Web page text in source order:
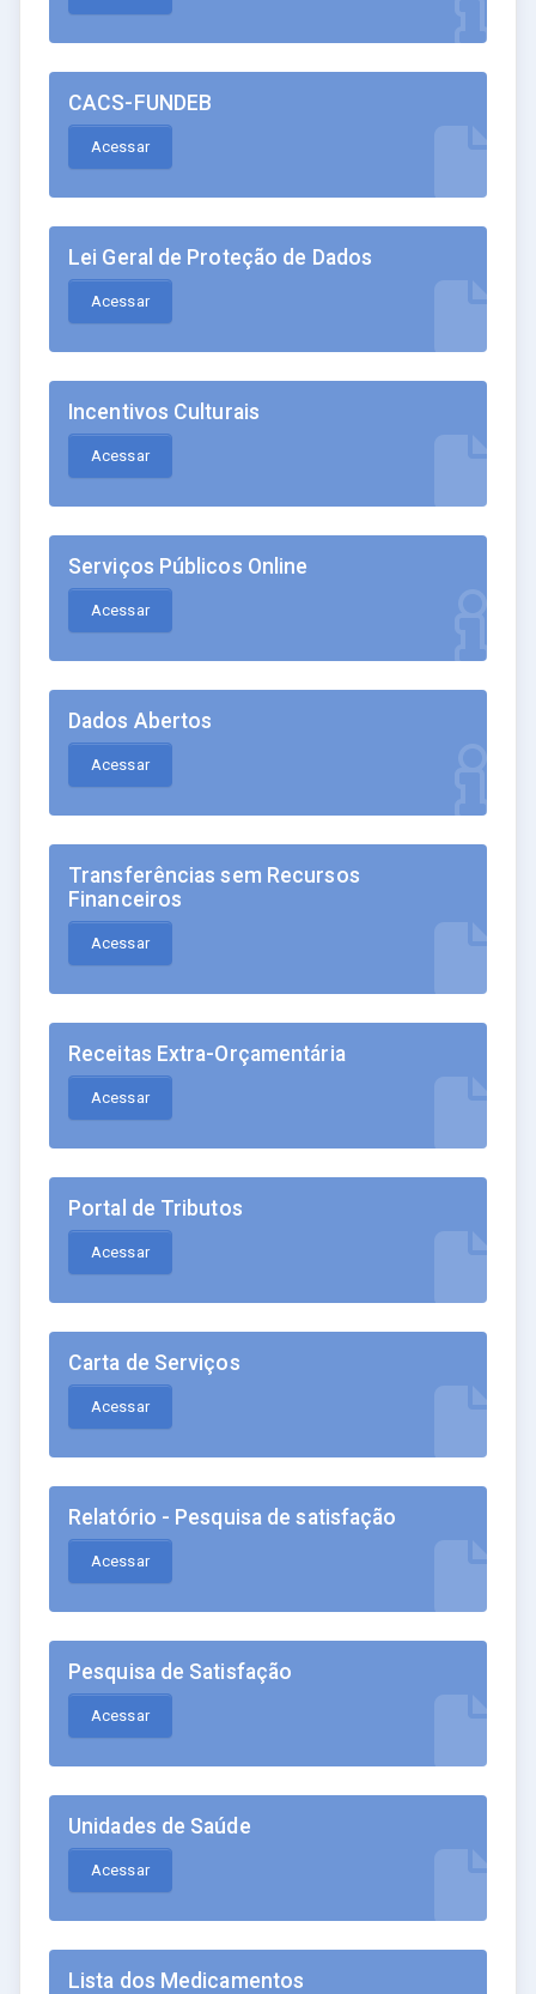
CACS-FUNDEB
Acessar
Lei Geral de Proteção de Dados
Acessar
Incentivos Culturais
Acessar
Serviços Públicos Online
Acessar
Dados Abertos
Acessar
Transferências sem Recursos
Financeiros
Acessar
Receitas Extra-Orçamentária
Acessar
Portal de Tributos
Acessar
Carta de Serviços
Acessar
Relatório - Pesquisa de satisfação
Acessar
Pesquisa de Satisfação
Acessar
Unidades de Saúde
Acessar
Lista dos Medicamentos